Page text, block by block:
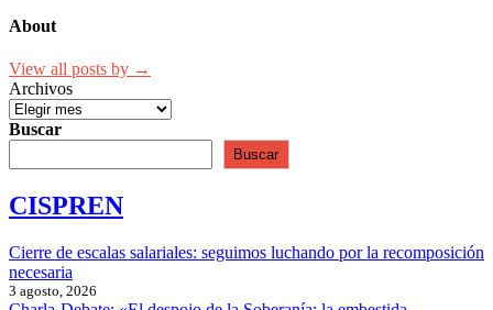
About
View all posts by →
Archivos
Buscar
Buscar
CISPREN
Cierre de escalas salariales: seguimos luchando por la recomposición
necesaria
3 agosto, 2026